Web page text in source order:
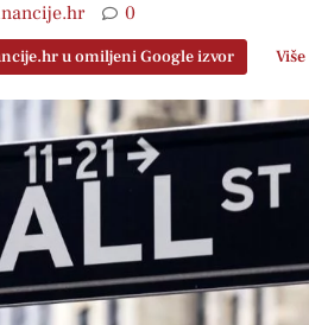
0
u omiljeni Google izvor Više